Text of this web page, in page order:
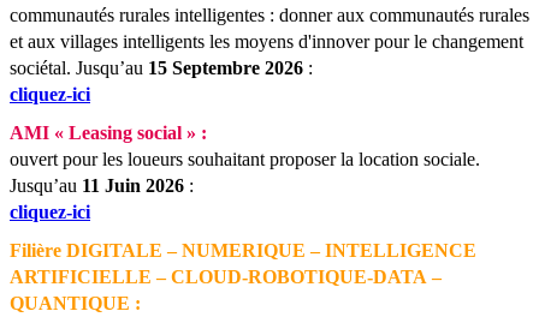
communautés rurales intelligentes : donner aux communautés rurales
et aux villages intelligents les moyens d'innover pour le changement
sociétal. Jusqu’au 15 Septembre 2026 :
cliquez-ici
AMI « Leasing social » :
ouvert pour les loueurs souhaitant proposer la location sociale.
Jusqu’au 11 Juin 2026 :
cliquez-ici
Filière DIGITALE – NUMERIQUE – INTELLIGENCE
ARTIFICIELLE – CLOUD-ROBOTIQUE-DATA –
QUANTIQUE :